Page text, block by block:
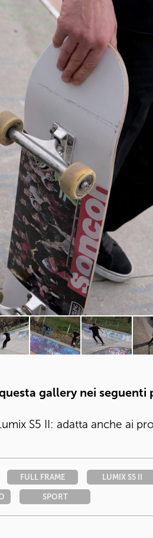
gallery nei seguenti
S5 II: adatta anche ai
FULL FRAME LUMIX S5 II
SPORT